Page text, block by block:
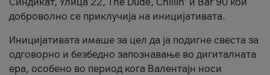
доброволно се приклучија на иницијативата.
Иницијативата имаше за цел да ја подигне свеста за
одговорно и безбедно запознавање во дигиталната
ера, особено во период кога Валентајн носи